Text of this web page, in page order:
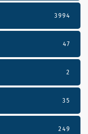
3994
47
2
35
249